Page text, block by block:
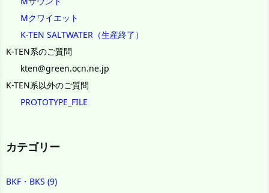
Mクワイエット
K-TEN SALTWATER（生産終了）
K-TEN系のご質問
kten@green.ocn.ne.jp
K-TEN系以外のご質問
PROTOTYPE_FILE
カテゴリー
BKF・BKS (9)